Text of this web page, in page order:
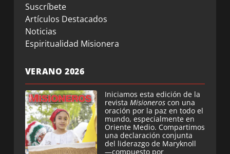
Suscríbete
Artículos Destacados
Noticias
Espiritualidad Misionera
VERANO 2026
Iniciamos esta edición de la
revista Misioneros con una
oración por la paz en todo el
mundo, especialmente en
Oriente Medio. Compartimos
una declaración conjunta
del liderazgo de Maryknoll
—compuesto por